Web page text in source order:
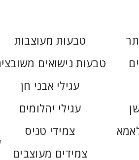
טבעות מעוצבות
טבעות נישואים
עגילי אבני חן
עגילי יהלומים
צמידי טניס
צמידים מעוצבים